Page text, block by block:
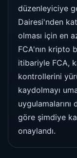
düzenleyiciye
Dairesi'nden
olması için en
FCA'nın kripto
itibariyle FCA,
kontrollerini
kaydolmayı
göre şimdiye
onaylandı.